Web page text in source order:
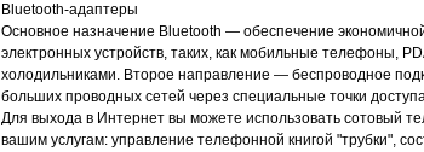
Bluetooth-адаптеры
Основное назначение Bluetooth — обеспечение
электронных устройств, таких, как мобильные телефоны,
холодильниками. Второе направление — беспроводное
больших проводных сетей через специальные точки
Для выхода в Интернет вы можете использовать сотовый
вашим услугам: управление телефонной книгой "трубки",